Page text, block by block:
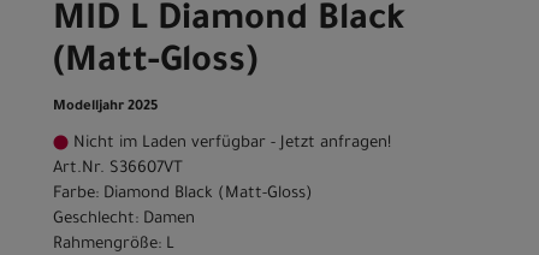
MID L Diamond Black
(Matt-Gloss)
Modelljahr 2025
Nicht im Laden verfügbar - Jetzt anfragen!
Art.Nr. S36607VT
Farbe: Diamond Black (Matt-Gloss)
Geschlecht: Damen
Rahmengröße: L